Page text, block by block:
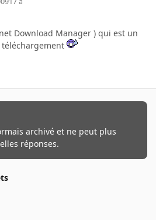
Download Manager ) qui est un
archivé et ne peut plus
réponses.